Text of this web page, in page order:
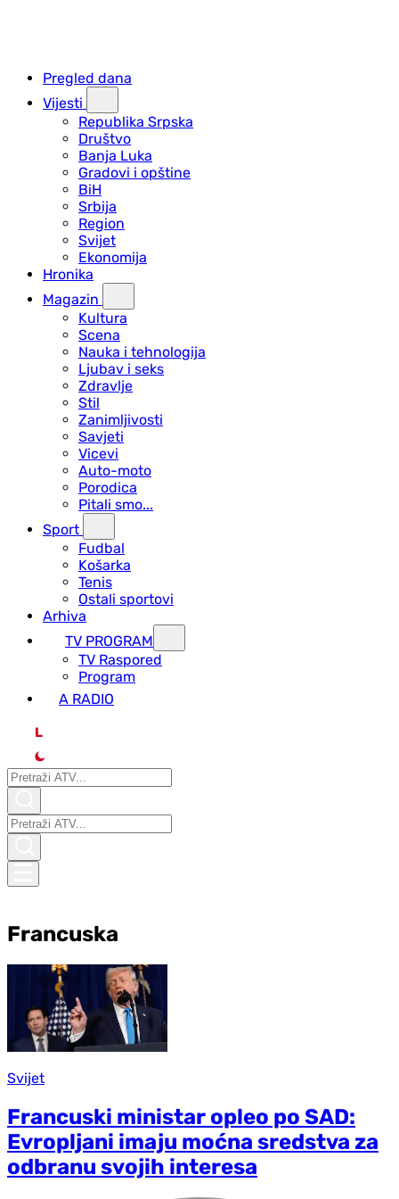
Pregled dana
Vijesti
Republika Srpska
Društvo
Banja Luka
Gradovi i opštine
BiH
Srbija
Region
Svijet
Ekonomija
Hronika
Magazin
Kultura
Scena
Nauka i tehnologija
Ljubav i seks
Zdravlje
Stil
Zanimljivosti
Savjeti
Vicevi
Auto-moto
Porodica
Pitali smo...
Sport
Fudbal
Košarka
Tenis
Ostali sportovi
Arhiva
TV PROGRAM
ТV Raspored
Program
A RADIO
L
Francuska
Svijet
Francuski ministar opleo po SAD:
Evropljani imaju moćna sredstva za
odbranu svojih interesa